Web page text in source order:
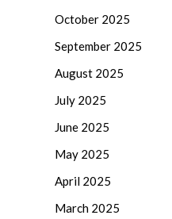
October 2025
September 2025
August 2025
July 2025
June 2025
May 2025
April 2025
March 2025